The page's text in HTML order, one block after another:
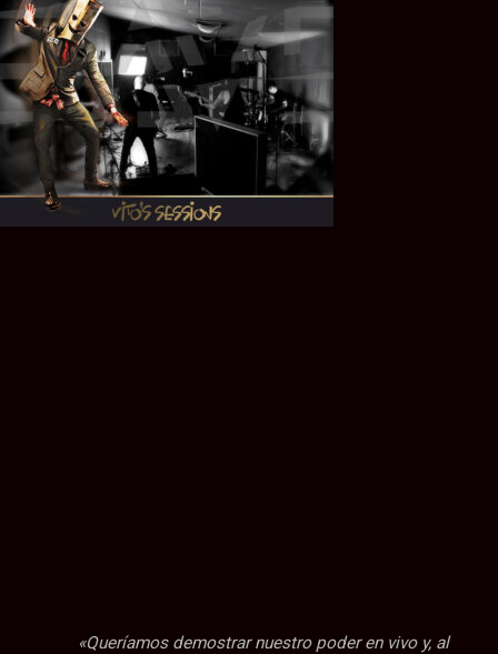
«Queríamos demostrar nuestro poder en vivo y, al